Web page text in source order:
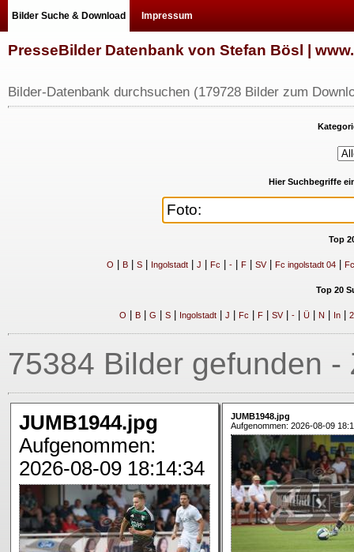
Bilder Suche & Download Impressum
PresseBilder Datenbank von Stefan Bösl |
Bilder-Datenbank durchsuchen (179728 Bilder zum
Hier Suchbegriffe
Top
O B| S| Ingolstadt| J Fc -| F| SV| Fc ingolstadt 04|
Top 20
O B| G S| Ingolstadt| J Fc F| SV| -| Ü| N In| 2
75384 Bilder gefunden
JUMB1944.jpg
Aufgenommen:
2026-08-09 18:14:34
JUMB1948.jpg
Aufgenommen: 2026-08-09